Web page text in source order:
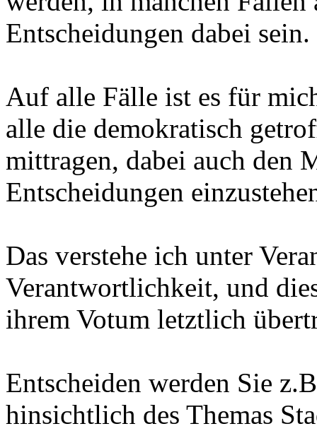
Entscheidungen dabei sein.
Auf alle Fälle ist es für
alle die demokratisch
mittragen, dabei auch den
Entscheidungen
Das verstehe ich unter
Verantwortlichkeit, und
ihrem Votum letztlich
Entscheiden werden Sie
hinsichtlich des Themas